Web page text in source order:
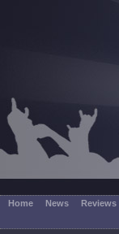
Home News Reviews